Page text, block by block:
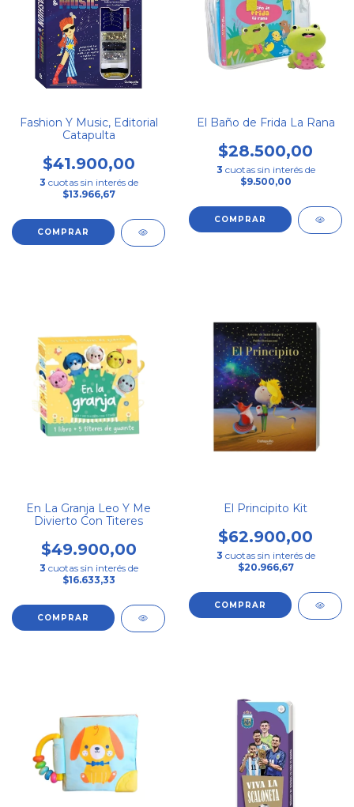
Fashion Y Music, Editorial
Catapulta
$41.900,00
3 cuotas sin interés de
$13.966,67
El Baño de Frida La Rana
$28.500,00
3 cuotas sin interés de
$9.500,00
En La Granja Leo Y Me
Divierto Con Titeres
$49.900,00
3 cuotas sin interés de
$16.633,33
El Principito Kit
$62.900,00
3 cuotas sin interés de
$20.966,67